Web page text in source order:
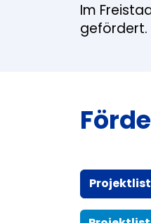
Im
gefördert.